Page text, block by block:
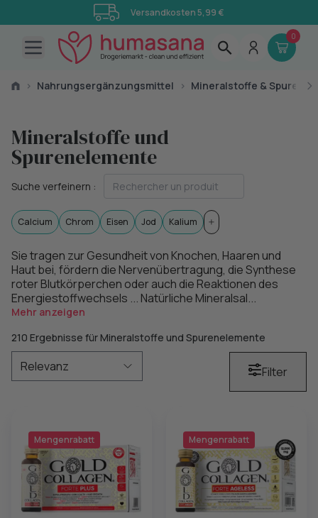
Versandkosten 5,99 €
Open main menu
0
› Nahrungsergänzungsmittel › Mineralstoffe &
Mineralstoffe und
Spurenelemente
Suche verfeinern :
Calcium Chrom Eisen Jod Kalium
Sie tragen zur Gesundheit von Knochen, Haaren und
Haut bei, fördern die Nervenübertragung, die Synthese
roter Blutkörperchen oder auch die Reaktionen des
Energiestoffwechsels ... Natürliche Mineralsal...
Mehr anzeigen
210 Ergebnisse für Mineralstoffe und Spurenelemente
Filter
Mengenrabatt Mengenrabatt